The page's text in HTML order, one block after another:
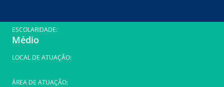
ESCOLARIDADE:
Médio
LOCAL DE ATUAÇÃO:
ÁREA DE ATUAÇÃO: